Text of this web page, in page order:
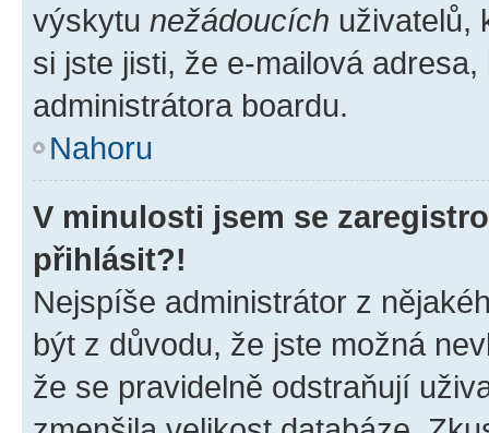
výskytu nežádoucích uživatelů,
si jste jisti, že e-mailová
administrátora boardu.
Nahoru
V minulosti jsem se
přihlásit?!
Nejspíše administrátor z
být z důvodu, že jste možná
že se pravidelně odstraňují